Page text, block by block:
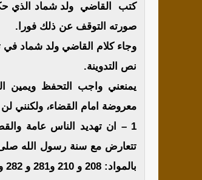
كتب القاضي ولد شماد الذي
صورته التوقف عن ذلك فورا.
وجاء كلام القاضي ولد شماد
نص التدوينة.
يمنعني واجب التحفظ ويمين
معروضة امام القضاء، ولكنني
1 – ان تهديد الناس عامة
تتعارض مع سنة رسول الله صلى
بالمواد: 208 و 210 و281 و 282 و283 و284 من القانون الجنائي.